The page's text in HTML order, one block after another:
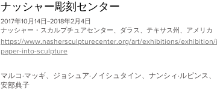
ナッシャー彫刻センター
2017年10月14日−2018年2月4日
ナッシャー・スカルプチュアセンター、ダラス、テキサス州、アメリカ
https://www.nashersculpturecenter.org/art/exhibitions/exhibition/
paper-into-sculpture
マルコ·マッギ、ジョシュア·ノイシュタイン、ナンシィ·ルビンス、
安部典子